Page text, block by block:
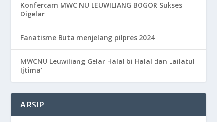
Konfercam MWC NU LEUWILIANG BOGOR Sukses
Digelar
Fanatisme Buta menjelang pilpres 2024
MWCNU Leuwiliang Gelar Halal bi Halal dan Lailatul
Ijtima’
ARSIP